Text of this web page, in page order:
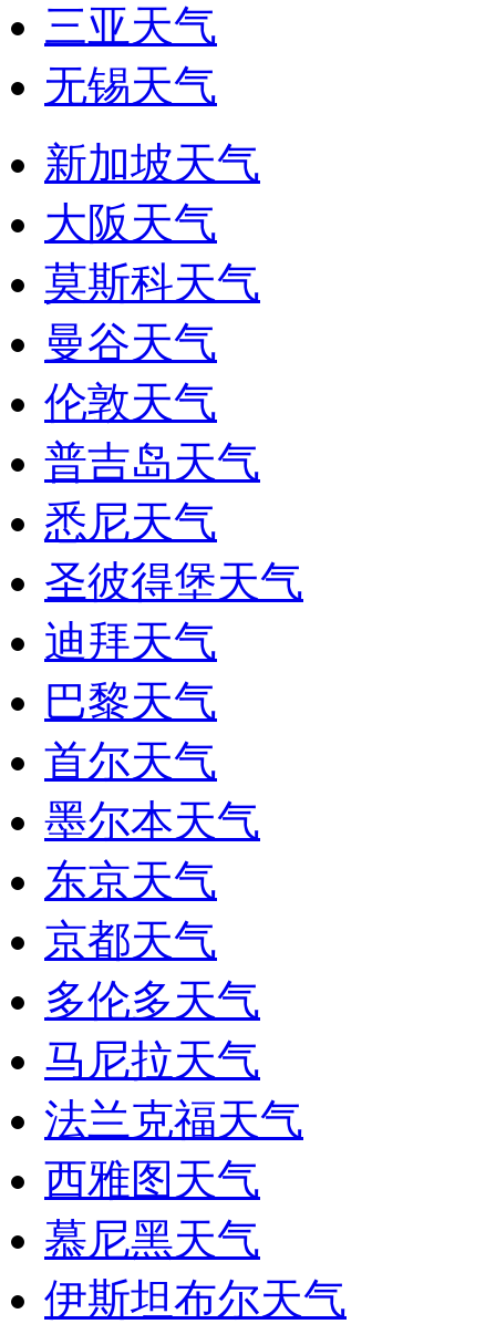
三亚天气
无锡天气
新加坡天气
大阪天气
莫斯科天气
曼谷天气
伦敦天气
普吉岛天气
悉尼天气
圣彼得堡天气
迪拜天气
巴黎天气
首尔天气
墨尔本天气
东京天气
京都天气
多伦多天气
马尼拉天气
法兰克福天气
西雅图天气
慕尼黑天气
伊斯坦布尔天气